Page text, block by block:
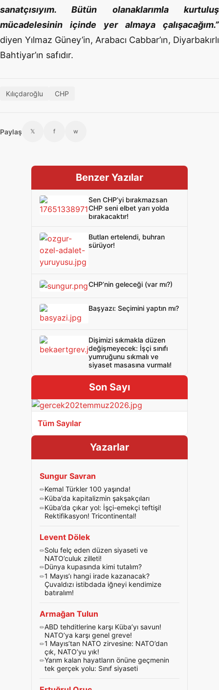
sanatçısıyım. Bütün olanaklarımla kurtuluş
mücadelesinin içinde yer almaya çalışacağım.”
diyen Yılmaz Güney’in, Arabacı Cabbar’ın, Diyarbakırlı
Bahtiyar’ın safıdır.
Kılıçdaroğlu CHP
Paylaş 𝕏 f w
Benzer Yazılar
Sen CHP’yi bırakmazsan
CHP seni elbet yarı yolda
bırakacaktır!
Butlan ertelendi, buhran
sürüyor!
CHP’nin geleceği (var mı?)
Başyazı: Seçimini yaptın mı?
Dişimizi sıkmakla düzen
değişmeyecek: İşçi sınıfı
yumruğunu sıkmalı ve
siyaset masasına vurmalı!
Son Sayı
Tüm Sayılar
Yazarlar
Sungur Savran
Kemal Türkler 100 yaşında!
Küba’da kapitalizmin şakşakçıları
Küba’da çıkar yol: İşçi-emekçi teftişi!
Rektifikasyon! Tricontinental!
Levent Dölek
Solu felç eden düzen siyaseti ve
NATO’culuk zilleti!
Dünya kupasında kimi tutalım?
1 Mayıs’ı hangi irade kazanacak?
Çuvaldızı istibdada iğneyi kendimize
batıralım!
Armağan Tulun
ABD tehditlerine karşı Küba’yı savun!
NATO’ya karşı genel greve!
1 Mayıs’tan NATO zirvesine: NATO’dan
çık, NATO’yu yık!
Yarım kalan hayatların önüne geçmenin
tek gerçek yolu: Sınıf siyaseti